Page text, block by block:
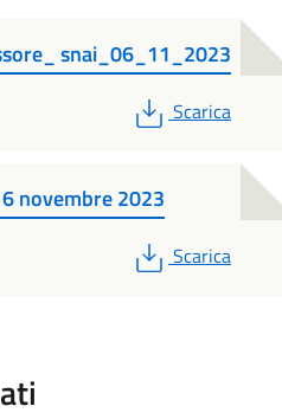
snai_06_11_2023
PDF
Scarica
novembre 2023
PDF
Scarica